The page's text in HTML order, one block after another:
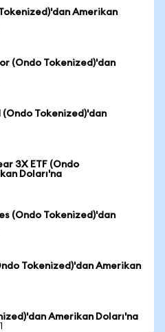
Amerikan
(Ondo Tokenized)'dan
(Ondo Tokenized)'dan
3X ETF (Ondo
Doları'na
(Ondo Tokenized)'dan
Tokenized)'dan Amerikan
Amerikan Doları'na